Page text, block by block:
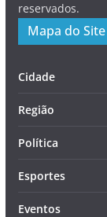
reservados.
Mapa do Site
Cidade
Região
Política
Esportes
Eventos